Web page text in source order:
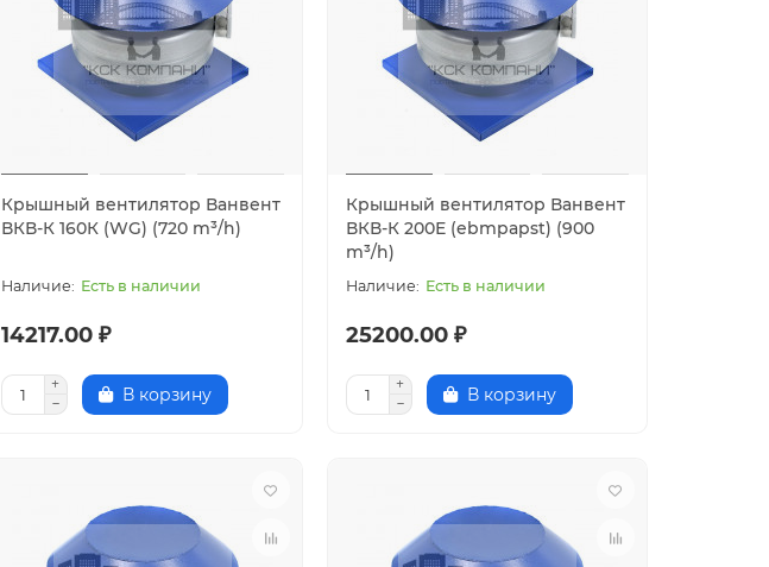
Крышный вентилятор Ванвент
ВКВ-К 160К (WG) (720 m³/h)
Есть в наличии
14217.00 ₽
В корзину
Крышный вентилятор Ванвент
ВКВ-К 200Е (ebmpapst) (900
m³/h)
Есть в наличии
25200.00 ₽
В корзину